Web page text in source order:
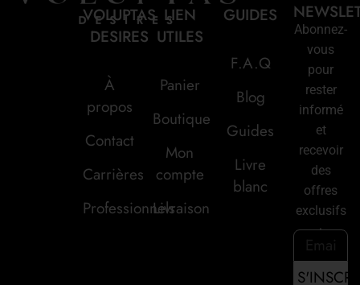
VOLUPTAS
DESIRES
À
propos
Contact
Carrières
Professionnels
LIEN
UTILES
Panier
Boutique
Mon
compte
Livraison
GUIDES
F.A.Q
Blog
Guides
Livre
blanc
Abonnez-
vous
pour
rester
informé
et
recevoir
des
offres
exclusifs
: